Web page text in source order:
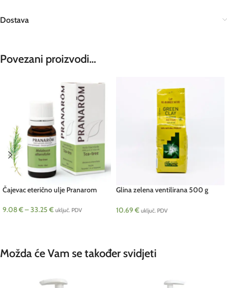
Dostava
Povezani proizvodi…
Čajevac eterično ulje Pranarom
9.08€–33.25 € uključ. PDV
Glina zelena ventilirana 500 g
10.69€ uključ. PDV
Možda će Vam se također svidjeti